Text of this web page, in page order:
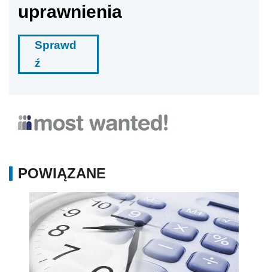
uprawnienia
Sprawd
ź
POWIĄZANE